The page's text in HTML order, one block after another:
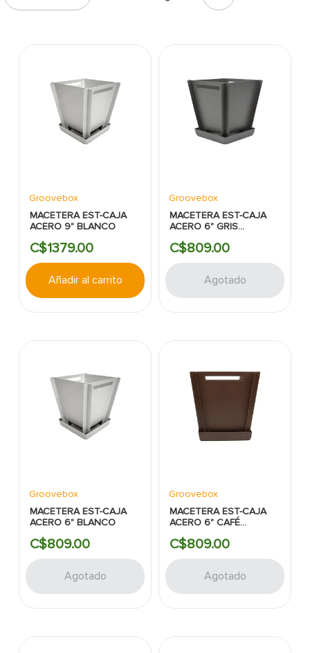
Groovebox
MACETERA EST-CAJA
ACERO 9" BLANCO
C$1379.00
Añadir al carrito
Groovebox
MACETERA EST-CAJA
ACERO 6" GRIS
C$809.00
Agotado
Groovebox
MACETERA EST-CAJA
ACERO 6" BLANCO
C$809.00
Agotado
Groovebox
MACETERA EST-CAJA
ACERO 6" CAFÉ
C$809.00
Agotado
puerta